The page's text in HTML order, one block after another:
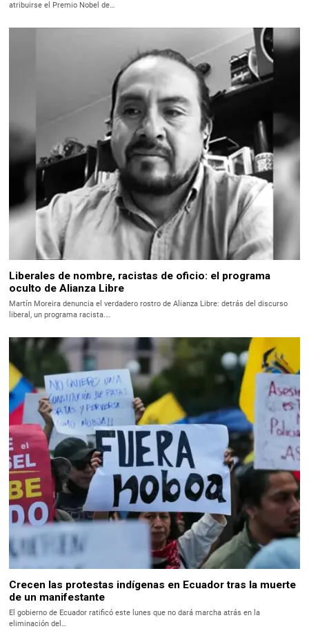
atribuirse el Premio Nobel de…
Liberales de nombre, racistas de oficio: el programa
oculto de Alianza Libre
Martín Moreira denuncia el verdadero rostro de Alianza Libre: detrás del discurso
liberal, un programa racista.…
Crecen las protestas indígenas en Ecuador tras la muerte
de un manifestante
El gobierno de Ecuador ratificó este lunes que no dará marcha atrás en la
eliminación del…